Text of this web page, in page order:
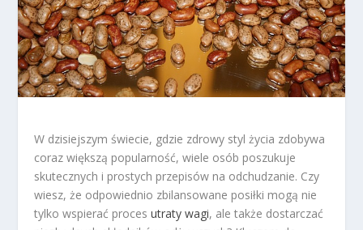
W dzisiejszym świecie, gdzie zdrowy styl życia zdobywa
coraz większą popularność, wiele osób poszukuje
skutecznych i prostych przepisów na odchudzanie. Czy
wiesz, że odpowiednio zbilansowane posiłki mogą nie
tylko wspierać procesutraty wagi, ale także dostarczać